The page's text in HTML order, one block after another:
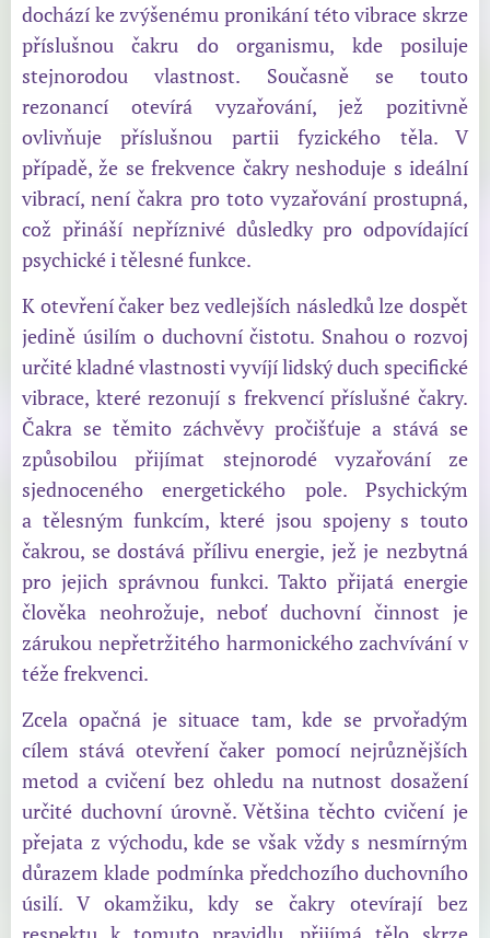
dochází ke zvýšenému pronikání této vibrace skrze
příslušnou čakru do organismu, kde posiluje
stejnorodou vlastnost. Současně se touto
rezonancí otevírá vyzařování, jež pozitivně
ovlivňuje příslušnou partii fyzického těla. V
případě, že se frekvence čakry neshoduje s ideální
vibrací, není čakra pro toto vyzařování prostupná,
což přináší nepříznivé důsledky pro odpovídající
psychické i tělesné funkce.
K otevření čaker bez vedlejších následků lze dospět
jedině úsilím o duchovní čistotu. Snahou o rozvoj
určité kladné vlastnosti vyvíjí lidský duch specifické
vibrace, které rezonují s frekvencí příslušné čakry.
Čakra se těmito záchvěvy pročišťuje a stává se
způsobilou přijímat stejnorodé vyzařování ze
sjednoceného energetického pole. Psychickým
a tělesným funkcím, které jsou spojeny s touto
čakrou, se dostává přílivu energie, jež je nezbytná
pro jejich správnou funkci. Takto přijatá energie
člověka neohrožuje, neboť duchovní činnost je
zárukou nepřetržitého harmonického zachvívání v
téže frekvenci.
Zcela opačná je situace tam, kde se prvořadým
cílem stává otevření čaker pomocí nejrůznějších
metod a cvičení bez ohledu na nutnost dosažení
určité duchovní úrovně. Většina těchto cvičení je
přejata z východu, kde se však vždy s nesmírným
důrazem klade podmínka předchozího duchovního
úsilí. V okamžiku, kdy se čakry otevírají bez